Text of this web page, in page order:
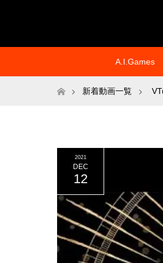
A.I.Games
ホーム新着動画一覧
2021
DEC
12